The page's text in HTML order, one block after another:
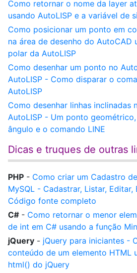
Como retornar o nome da layer
usando AutoLISP e a variável de
Como posicionar um ponto em
na área de desenho do AutoCAD
polar da AutoLISP
Como desenhar um ponto no
AutoLISP - Como disparar o
AutoLISP
Como desenhar linhas inclinadas
AutoLISP - Um ponto
ângulo e o comando LINE
Dicas e truques de outras
PHP - Como criar um Cadastro
MySQL - Cadastrar, Listar, Editar,
Código fonte completo
C# - Como retornar o menor
de int em C# usando a função
jQuery - jQuery para iniciantes -
conteúdo de um elemento HTML
html() do jQuery